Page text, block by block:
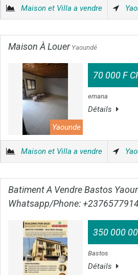
Maison et Villa a vendre
Maison À LouerYaoundé
Yaounde
70 000 F
emana
Détails
Maison et Villa a vendre
Batiment A Vendre Bastos
Whatsapp/Phone:
350 000
Bastos
Détails